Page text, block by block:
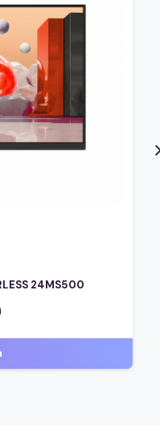
27 2790VX